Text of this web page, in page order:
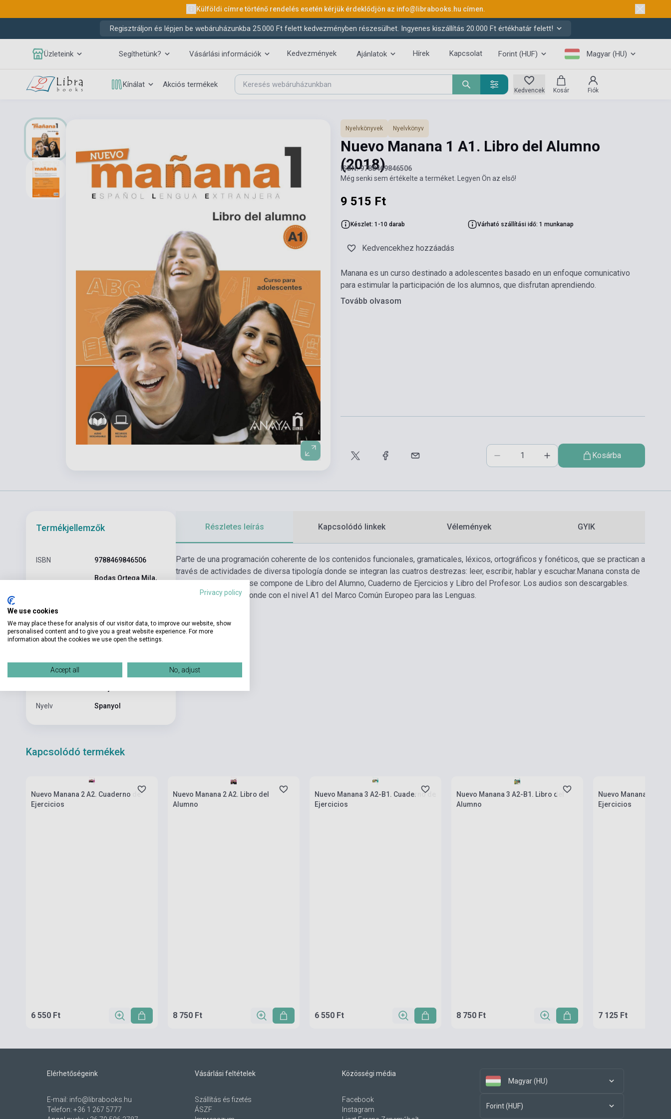
Külföldi címre történő rendelés esetén kérjük érdeklődjön az info@librabooks.hu címen.
Regisztráljon és lépjen be webáruházunkba 25.000 Ft felett kedvezményben részesülhet. Ingyenes kiszállítás 20.000 Ft értékhatár felett!
Üzleteink Segíthetünk? Vásárlási információk Kedvezmények Ajánlatok Hírek Kapcsolat Forint (HUF) Magyar (HU)
Kínálat Akciós termékek
Kedvencek Kosár Fiók
Nyelvkönyvek Nyelvkönyv
Nuevo Manana 1 A1. Libro del Alumno
(2018)
ISBN: 9788469846506
Még senki sem értékelte a terméket. Legyen Ön az első!
9 515 Ft
Készlet: 1-10 darab Várható szállítási idő: 1 munkanap
Kedvencekhez hozzáadás
Manana es un curso destinado a adolescentes basado en un enfoque comunicativo
para estimular la participación de los alumnos, que disfrutan aprendiendo.
Tovább olvasom
Kosárba
Termékjellemzők
ISBN 9788469846506
Bodas Ortega Mila,
Oldalszám
Kötés Puhakötés
Kiadási év
Nyelv Spanyol
Részletes leírás Kapcsolódó linkek Vélemények GYIK
Parte de una programación coherente de los contenidos funcionales, gramaticales, léxicos, ortográficos y fonéticos, que se practican a
través de actividades de diversa tipología donde se integran las cuatros destrezas: leer, escribir, hablar y escuchar.Manana consta de
3 niveles. Cada nivel se compone de Libro del Alumno, Cuaderno de Ejercicios y Libro del Profesor. Los audios son descargables.
Manana 1 se corresponde con el nivel A1 del Marco Común Europeo para las Lenguas.
Kapcsolódó termékek
Nuevo Manana 2 A2. Cuaderno de
Ejercicios
6 550 Ft
Nuevo Manana 2 A2. Libro del
Alumno
8 750 Ft
Nuevo Manana 3 A2-B1. Cuaderno de
Ejercicios
6 550 Ft
Nuevo Manana 3 A2-B1. Libro del
Alumno
8 750 Ft
Nuevo Manana 1 A1.
Ejercicios
7 125 Ft
Elérhetőségeink
E-mail: info@librabooks.hu
Telefon: +36 1 267 5777
Vásárlási feltételek
Szállítás és fizetés
ÁSZF
Közösségi média
Facebook
Instagram
Magyar (HU)
Forint (HUF)
Privacy policy
We use cookies
We may place these for analysis of our visitor data, to improve our website, show
personalised content and to give you a great website experience. For more
information about the cookies we use open the settings.
Accept all No, adjust